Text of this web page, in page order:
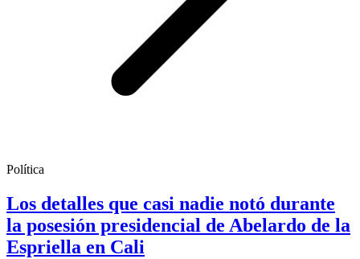
Política
Los detalles que casi nadie notó durante
la posesión presidencial de Abelardo de la
Espriella en Cali